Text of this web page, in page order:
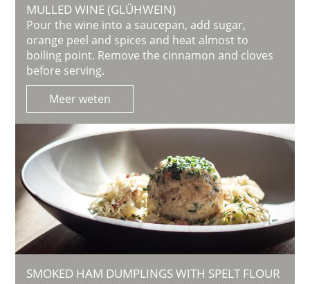
MULLED WINE (GLÜHWEIN)
Pour the wine into a saucepan, add sugar,
orange peel and spices and heat almost to
boiling point. Remove the cinnamon and cloves
before serving.
Meer weten
SMOKED HAM DUMPLINGS WITH SPELT FLOUR